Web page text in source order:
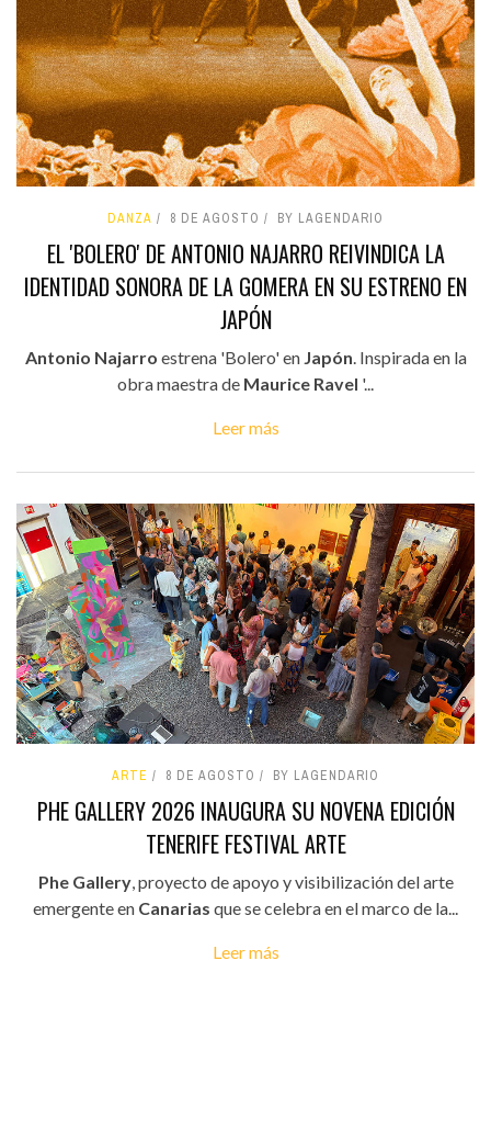
DANZA 8 DE AGOSTO BY LAGENDARIO
EL 'BOLERO' DE ANTONIO NAJARRO REIVINDICA LA
IDENTIDAD SONORA DE LA GOMERA EN SU ESTRENO EN
JAPÓN
Antonio Najarro estrena 'Bolero' en Japón. Inspirada en la
obra maestra de Maurice Ravel '...
Leer más
ARTE 8 DE AGOSTO BY LAGENDARIO
PHE GALLERY 2026 INAUGURA SU NOVENA EDICIÓN
TENERIFE FESTIVAL ARTE
Phe Gallery, proyecto de apoyo y visibilización del arte
emergente en Canarias que se celebra en el marco de la...
Leer más